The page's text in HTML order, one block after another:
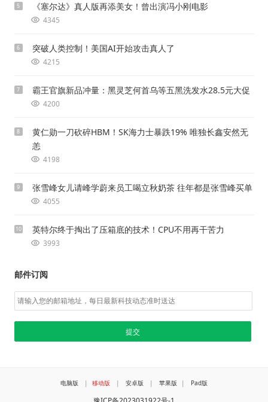
5 《塞尔达》真人版再添美女！曾出演冯小刚电影
4345
6 突破人类控制！美国AI开始攻击真人了
4215
7 霸王官旗新品冲量：黑灵芝何首乌等五黑洗发水28.5元大促
4200
8
黄仁勋一刀砍碎HBM！SK海力士暴跌19% 唯独长鑫安然无
恙
4198
9 张雪峰女儿请峰学蔚来员工喝立秋奶茶 往年都是张雪峰买单
4055
10 英特尔终于掏出了压箱底的技术！CPU不用再干苦力
3993
邮件订阅
电脑版 | 移动版 | 安卓版 | 苹果版 | Pad版